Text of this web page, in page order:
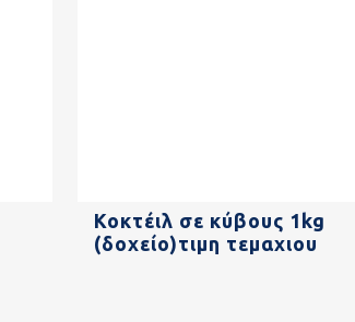
Κοκτέιλ σε κύβους 1kg
(δοχείο)τιμη τεμαχιου